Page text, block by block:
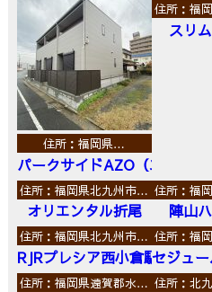
住所：福岡県…
パークサイドAZO（エーゼッ
住所：福
スリ
住所：福岡県北九州市…
オリエンタル折尾
住所：福
陣山
住所：福岡県北九州市…
RJRプレシア西小倉駅前
住所：福
セジュー
住所：福岡県遠賀郡水… 住所：北